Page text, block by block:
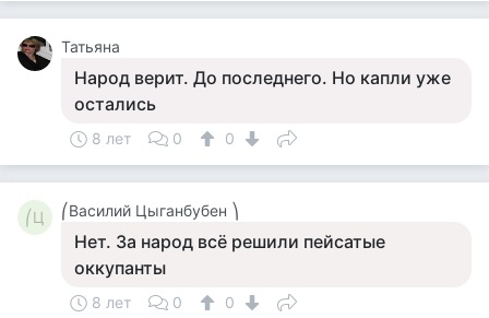
Татьяна
Народ верит. До последнего. Но капли уже
остались
8 лет 0 0
⎛Ц ⎛Василий Цыганбубен ⎞
Нет. За народ всё решили пейсатые
оккупанты
8 лет 0 0